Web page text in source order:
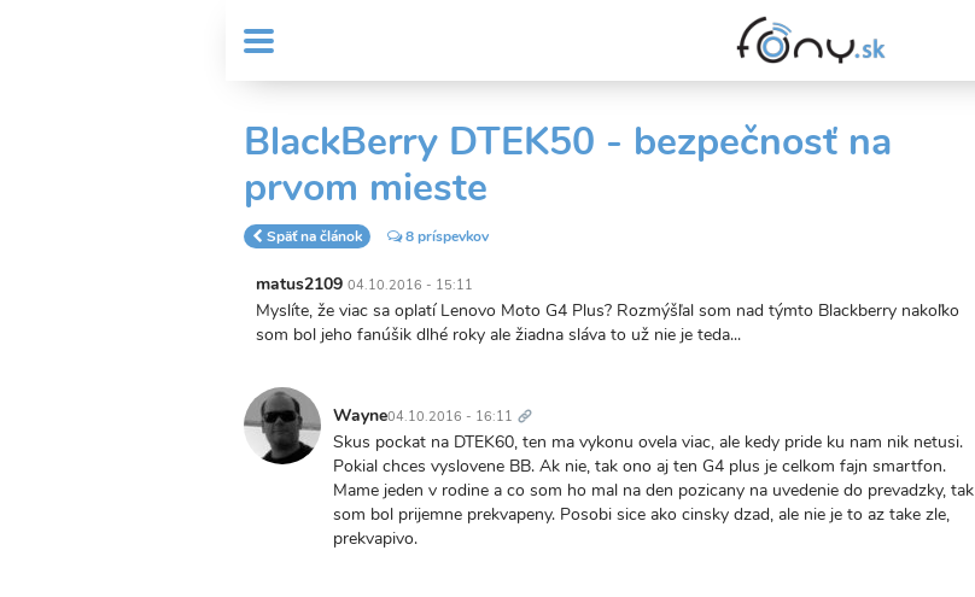
MENU
Header
menu
User
account
BlackBerry DTEK50 - bezpečnosť na
prvom mieste
Späť na článok 8 príspevkov
matus2109 04.10.2016 - 15:11
Myslíte, že viac sa oplatí Lenovo Moto G4 Plus? Rozmýšľal som nad týmto Blackberry nakoľko
som bol jeho fanúšik dlhé roky ale žiadna sláva to už nie je teda...
Wayne04.10.2016 - 16:11 odkaz
Skus pockat na DTEK60, ten ma vykonu ovela viac, ale kedy pride ku nam nik netusi.
Pokial chces vyslovene BB. Ak nie, tak ono aj ten G4 plus je celkom fajn smartfon.
Mame jeden v rodine a co som ho mal na den pozicany na uvedenie do prevadzky, tak
som bol prijemne prekvapeny. Posobi sice ako cinsky dzad, ale nie je to az take zle,
prekvapivo.